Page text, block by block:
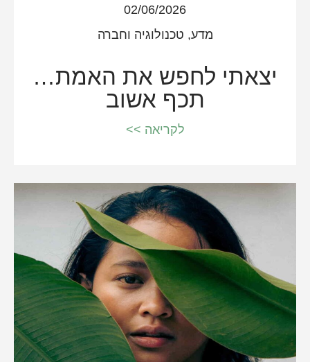
02/06/2026
מדע, טכנולוגיה וחברה
יצאתי לחפש את האמת…
תכף אשוב
לקריאה >>